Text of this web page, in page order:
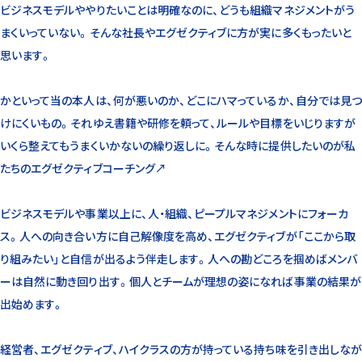
ビジネスモデルややりたいことは明確なのに、どうも組織マネジメントがう
まくいっていない。そんな社長やエグゼクティブに方が実に多くもったいと
思います。
かといって当の本人は、何が悪いのか、どこにハマっているか、自分では見つ
けにくいもの。それゆえ書籍や研修を頼って、ルールや目標をいじりますが
いくら整えてもうまくいかないの繰り返しに。そんな時に提供したいのが私
たちのエグゼクティブコーチング↗︎
ビジネスモデルや事業以上に、人・組織、ピープルマネジメントにフォーカ
ス。人への向き合い方に自己解像度を高め、エグゼクティブが「ここから取
り組みたい」と自信が出るよう伴走します。人への勘どころを掴めばメンバ
ーは自然に動き回り出す。個人とチームが理想の姿になれば事業の結果が
出始めます。
経営者、エグゼクティブ、ハイクラスの方が持っている持ち味を引き出しなが